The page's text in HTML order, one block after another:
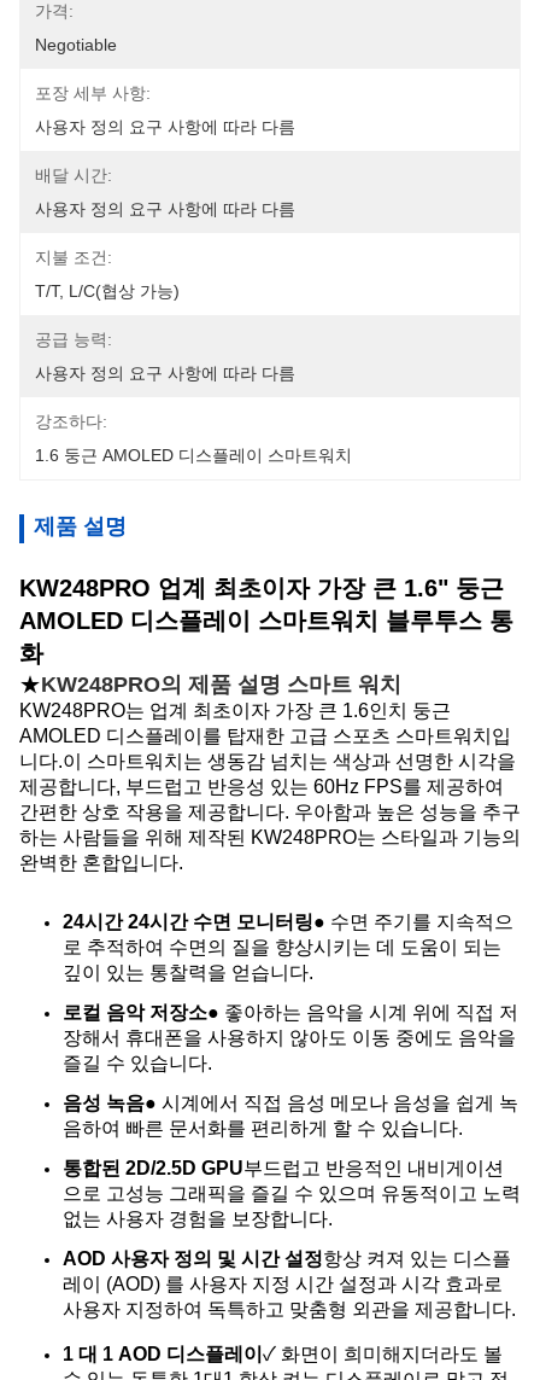
가격:
Negotiable
포장 세부 사항:
사용자 정의 요구 사항에 따라 다름
배달 시간:
사용자 정의 요구 사항에 따라 다름
지불 조건:
T/T, L/C(협상 가능)
공급 능력:
사용자 정의 요구 사항에 따라 다름
강조하다:
1.6 둥근 AMOLED 디스플레이 스마트워치
제품 설명
KW248PRO 업계 최초이자 가장 큰 1.6" 둥근
AMOLED 디스플레이 스마트워치 블루투스 통
화
★KW248PRO의 제품 설명 스마트 워치
KW248PRO는 업계 최초이자 가장 큰 1.6인치 둥근
AMOLED 디스플레이를 탑재한 고급 스포츠 스마트워치입
니다.이 스마트워치는 생동감 넘치는 색상과 선명한 시각을
제공합니다, 부드럽고 반응성 있는 60Hz FPS를 제공하여
간편한 상호 작용을 제공합니다. 우아함과 높은 성능을 추구
하는 사람들을 위해 제작된 KW248PRO는 스타일과 기능의
완벽한 혼합입니다.
24시간 24시간 수면 모니터링● 수면 주기를 지속적으
로 추적하여 수면의 질을 향상시키는 데 도움이 되는
깊이 있는 통찰력을 얻습니다.
로컬 음악 저장소● 좋아하는 음악을 시계 위에 직접 저
장해서 휴대폰을 사용하지 않아도 이동 중에도 음악을
즐길 수 있습니다.
음성 녹음● 시계에서 직접 음성 메모나 음성을 쉽게 녹
음하여 빠른 문서화를 편리하게 할 수 있습니다.
통합된 2D/2.5D GPU부드럽고 반응적인 내비게이션
으로 고성능 그래픽을 즐길 수 있으며 유동적이고 노력
없는 사용자 경험을 보장합니다.
AOD 사용자 정의 및 시간 설정항상 켜져 있는 디스플
레이 (AOD) 를 사용자 지정 시간 설정과 시각 효과로
사용자 지정하여 독특하고 맞춤형 외관을 제공합니다.
1 대 1 AOD 디스플레이 ✓ 화면이 희미해지더라도 볼